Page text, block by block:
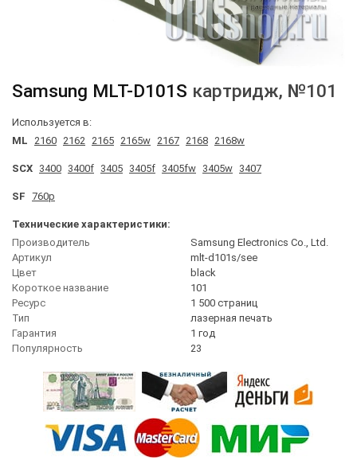
Samsung MLT-D101S картридж, №101
Используется в:
ML 2160 2162 2165 2165w 2167 2168 2168w
SCX 3400 3400f 3405 3405f 3405fw 3405w 3407
SF 760p
Технические характеристики:
Производитель
Samsung Electronics Co., Ltd.
Артикул
mlt-d101s/see
Цвет
black
Короткое название
101
Ресурс
1 500 страниц
Тип
лазерная печать
Гарантия
1 год
Популярность
23